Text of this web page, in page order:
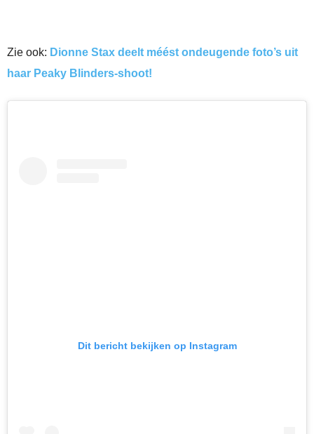
Zie ook: Dionne Stax deelt méést ondeugende foto’s uit
haar Peaky Blinders-shoot!
Dit bericht bekijken op Instagram